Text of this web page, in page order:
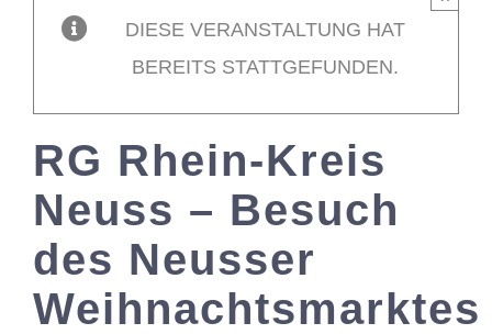
Mitglieder /
DIESE VERANSTALTUNG HAT
BEREITS STATTGEFUNDEN.
RG Rhein-Kreis
Neuss – Besuch
des Neusser
Weihnachtsmarktes